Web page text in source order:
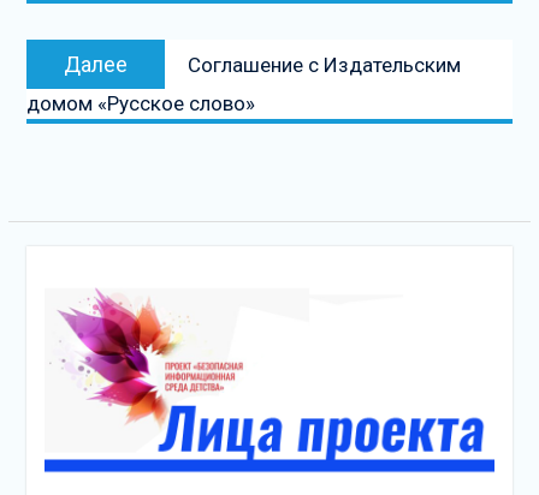
Далее
запись
Соглашение с Издательским
домом «Русское слово»